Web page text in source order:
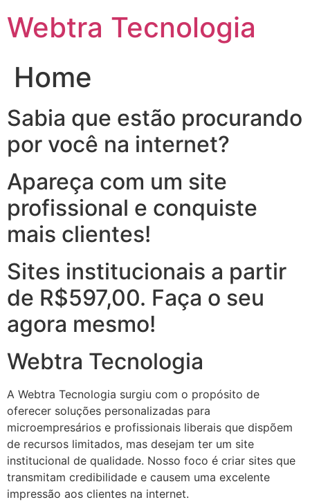
para
Webtra Tecnologia
Home
Sabia que estão procurando
por você na internet?
Apareça com um site
profissional e conquiste
mais clientes!
Sites institucionais a partir
de R$597,00. Faça o seu
agora mesmo!
Webtra Tecnologia
A Webtra Tecnologia surgiu com o propósito de
oferecer soluções personalizadas para
microempresários e profissionais liberais que dispõem
de recursos limitados, mas desejam ter um site
institucional de qualidade. Nosso foco é criar sites que
transmitam credibilidade e causem uma excelente
impressão aos clientes na internet.